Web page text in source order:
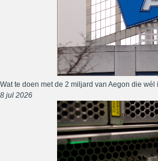
Wat te doen met de 2 miljard van Aegon die
8 jul 2026